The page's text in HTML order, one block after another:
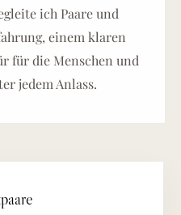
ich Paare und
einem klaren
für die Menschen und
jedem Anlass.